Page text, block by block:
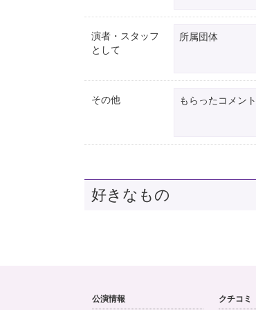
演者・スタッフ
として
所属団体
その他 もらったコメント
好きなもの
公演情報 クチコミ